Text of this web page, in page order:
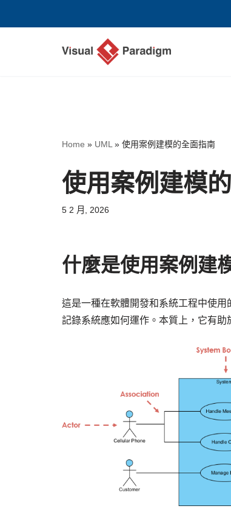
Home » UML » 使用案例建模的全面指南
使用案例建模
5 2 月, 2026
什麼是使用案例建
這是一種在軟體開發和系統工程中使
記錄系統應如何運作。本質上，它有助